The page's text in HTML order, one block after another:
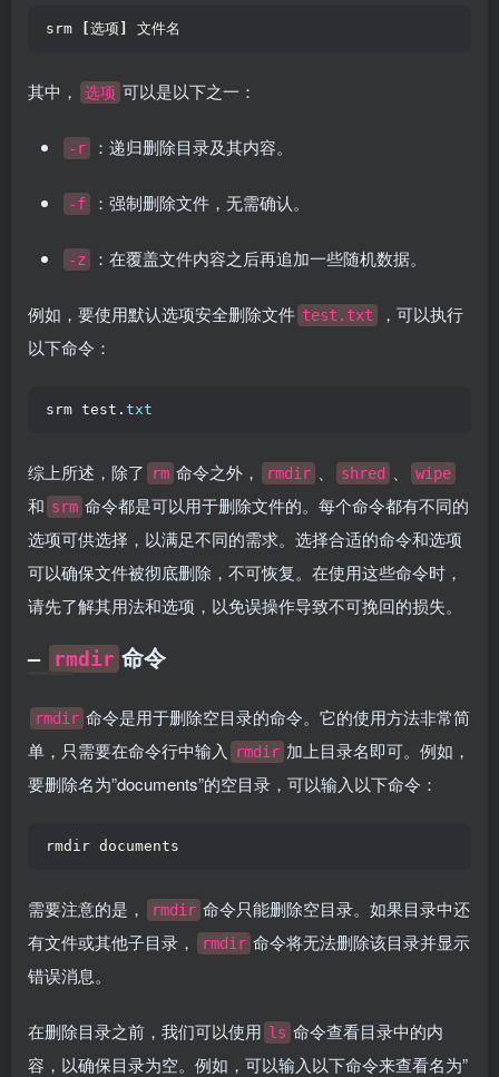
srm 选项 文件名
其中， 选项 可以是以下之一：
-r ：递归删除目录及其内容。
-f ：强制删除文件，无需确认。
-z ：在覆盖文件内容之后再追加一些随机数据。
例如，要使用默认选项安全删除文件 test.txt
，可以执行
以下命令：
srm test. txt
综上所述，除了 rm 命令之外， rmdir shred wipe
和 srm 命令都是可以用于删除文件的。每个命令都有不同的
选项可供选择，以满足不同的需求。选择合适的命令和选项
可以确保文件被彻底删除，不可恢复。在使用这些命令时，
请先了解其用法和选项，以免误操作导致不可挽回的损失。
– rmdir 命令
rmdir 命令是用于删除空目录的命令。它的使用方法非常简
单，只需要在命令行中输入
rmdir 加上目录名即可。例如，
要删除名为”documents”的空目录，可以输入以下命令：
rmdir documents
需要注意的是， rmdir 命令只能删除空目录。如果目录中还
有文件或其他子目录，
rmdir 命令将无法删除该目录并显示
错误消息。
在删除目录之前，我们可以使用 ls 命令查看目录中的内
容，以确保目录为空。例如，可以输入以下命令来查看名为”